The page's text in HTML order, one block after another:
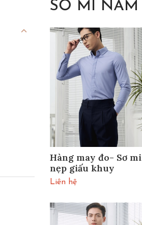
SƠ MI NAM
Hàng may đo- Sơ mi
nẹp giấu khuy
Liên hệ